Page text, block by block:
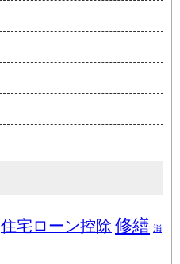
住宅ローン控除 修繕 消